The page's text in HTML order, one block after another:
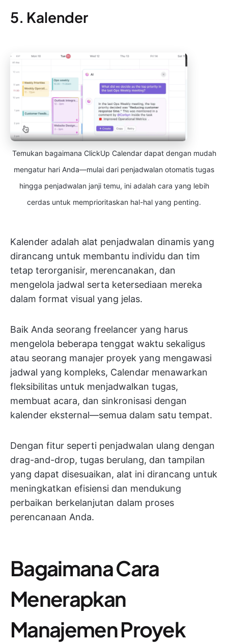
5. Kalender
Temukan bagaimana ClickUp Calendar dapat dengan mudah
mengatur hari Anda—mulai dari penjadwalan otomatis tugas
hingga penjadwalan janji temu, ini adalah cara yang lebih
cerdas untuk memprioritaskan hal-hal yang penting.
Kalender adalah alat penjadwalan dinamis yang
dirancang untuk membantu individu dan tim
tetap terorganisir, merencanakan, dan
mengelola jadwal serta ketersediaan mereka
dalam format visual yang jelas.
Baik Anda seorang freelancer yang harus
mengelola beberapa tenggat waktu sekaligus
atau seorang manajer proyek yang mengawasi
jadwal yang kompleks, Calendar menawarkan
fleksibilitas untuk menjadwalkan tugas,
membuat acara, dan sinkronisasi dengan
kalender eksternal—semua dalam satu tempat.
Dengan fitur seperti penjadwalan ulang dengan
drag-and-drop, tugas berulang, dan tampilan
yang dapat disesuaikan, alat ini dirancang untuk
meningkatkan efisiensi dan mendukung
perbaikan berkelanjutan dalam proses
perencanaan Anda.
Bagaimana Cara
Menerapkan
Manajemen Proyek